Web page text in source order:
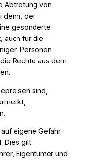
Abtretung von
denn, der
gesonderte
auch für die
Personen
Rechte aus dem
sind,
eigene Gefahr
Dies gilt
Eigentümer und